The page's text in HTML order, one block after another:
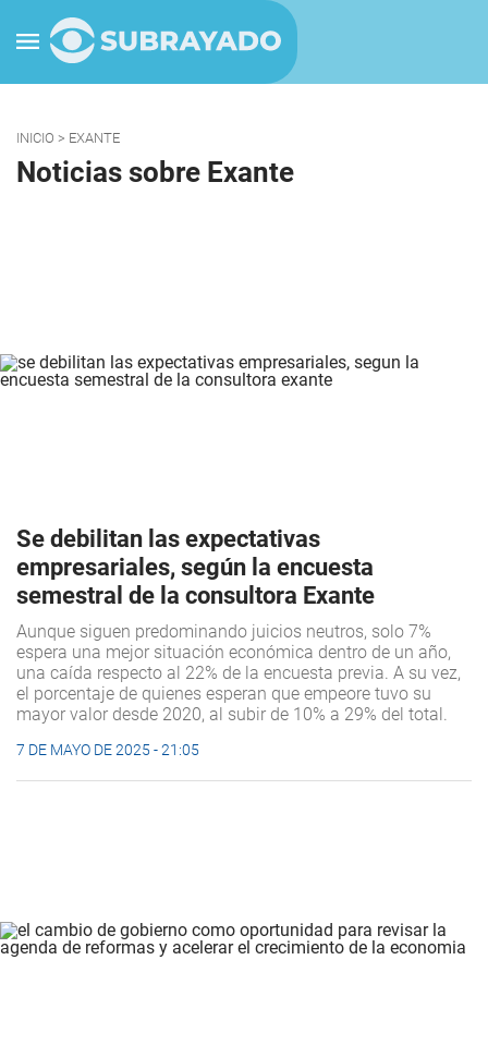
INICIO > EXANTE
Noticias sobre Exante
Se debilitan las expectativas
empresariales, según la encuesta
semestral de la consultora Exante
Aunque siguen predominando juicios neutros, solo 7%
espera una mejor situación económica dentro de un año,
una caída respecto al 22% de la encuesta previa. A su vez,
el porcentaje de quienes esperan que empeore tuvo su
mayor valor desde 2020, al subir de 10% a 29% del total.
7 DE MAYO DE 2025 - 21:05